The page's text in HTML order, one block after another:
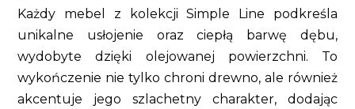
Każdy mebel z kolekcji Simple Line podkreśla
unikalne usłojenie oraz ciepłą barwę dębu,
wydobyte dzięki olejowanej powierzchni. To
wykończenie nie tylko chroni drewno, ale również
akcentuje jego szlachetny charakter, dodając